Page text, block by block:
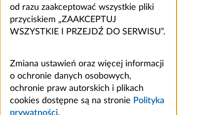
od razu zaakceptować wszystkie pliki
przyciskiem „ZAAKCEPTUJ
WSZYSTKIE I PRZEJDŹ DO SERWISU”.
Zmiana ustawień oraz więcej informacji
o ochronie danych osobowych,
ochronie praw autorskich i plikach
cookies dostępne są na stronie Polityka
prywatności.